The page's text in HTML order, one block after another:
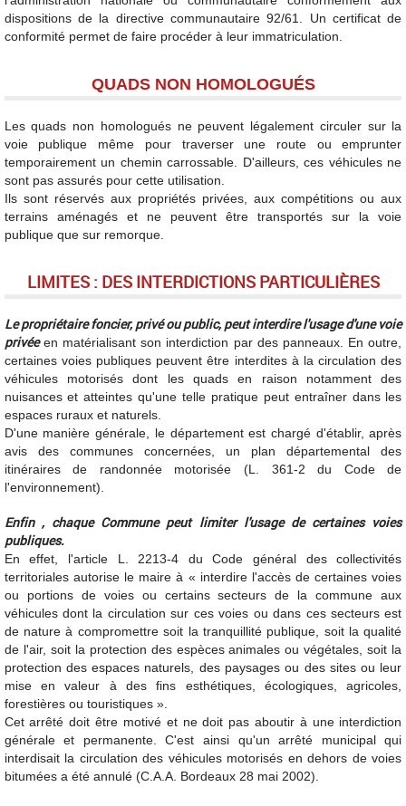
dispositions de la directive communautaire 92/61. Un certificat de
conformité permet de faire procéder à leur immatriculation.
QUADS NON HOMOLOGUÉS
Les quads non homologués ne peuvent légalement circuler sur la
voie publique même pour traverser une route ou emprunter
temporairement un chemin carrossable. D'ailleurs, ces véhicules ne
sont pas assurés pour cette utilisation.
Ils sont réservés aux propriétés privées, aux compétitions ou aux
terrains aménagés et ne peuvent être transportés sur la voie
publique que sur remorque.
LIMITES : DES INTERDICTIONS PARTICULIÈRES
Le propriétaire foncier, privé ou public, peut interdire l'usage d'une voie
privéeen matérialisant son interdiction par des panneaux. En outre,
certaines voies publiques peuvent être interdites à la circulation des
véhicules motorisés dont les quads en raison notamment des
nuisances et atteintes qu'une telle pratique peut entraîner dans les
espaces ruraux et naturels.
D'une manière générale, le département est chargé d'établir, après
avis des communes concernées, un plan départemental des
itinéraires de randonnée motorisée (L. 361-2 du Code de
l'environnement).
Enfin , chaque Commune peut limiter l'usage de certaines voies
publiques.
En effet, l'article L. 2213-4 du Code général des collectivités
territoriales autorise le maire à « interdire l'accès de certaines voies
ou portions de voies ou certains secteurs de la commune aux
véhicules dont la circulation sur ces voies ou dans ces secteurs est
de nature à compromettre soit la tranquillité publique, soit la qualité
de l'air, soit la protection des espèces animales ou végétales, soit la
protection des espaces naturels, des paysages ou des sites ou leur
mise en valeur à des fins esthétiques, écologiques, agricoles,
forestières ou touristiques ».
Cet arrêté doit être motivé et ne doit pas aboutir à une interdiction
générale et permanente. C'est ainsi qu'un arrêté municipal qui
interdisait la circulation des véhicules motorisés en dehors de voies
bitumées a été annulé (C.A.A. Bordeaux 28 mai 2002).